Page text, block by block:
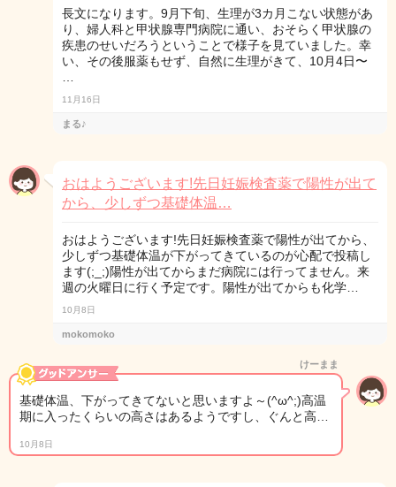
長文になります。9月下旬、生理が3カ月こない状態があ
り、婦人科と甲状腺専門病院に通い、おそらく甲状腺の
疾患のせいだろうということで様子を見ていました。幸
い、その後服薬もせず、自然に生理がきて、10月4日〜
11月16日
まる♪
おはようございます!先日妊娠検査薬で陽性が出て
から、少しずつ基礎体温…
おはようございます!先日妊娠検査薬で陽性が出てから、
少しずつ基礎体温が下がってきているのが心配で投稿し
ます(;_;)陽性が出てからまだ病院には行ってません。来
週の火曜日に行く予定です。陽性が出てからも化学…
10月8日
mokomoko
けーまま
基礎体温、下がってきてないと思いますよ～(^ω^;)高温
期に入ったくらいの高さはあるようですし、ぐんと高…
10月8日